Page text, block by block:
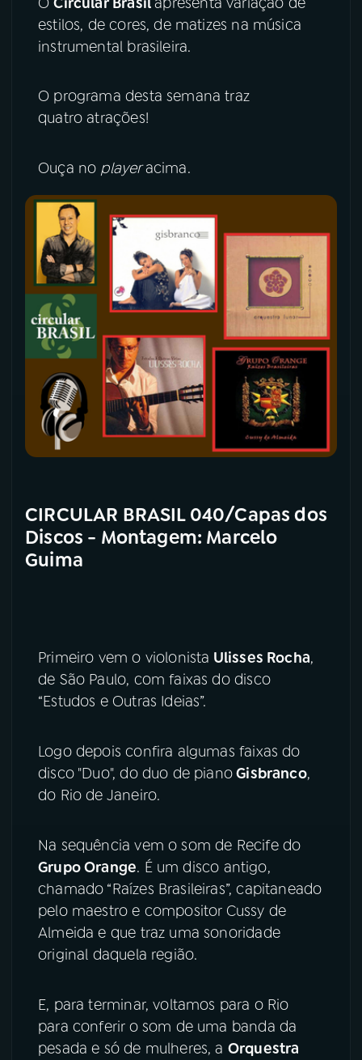
ACOMPANHE A RÁDIO MEC
Instagram
TikTok
estilos, de cores, de matizes na música
instrumental brasileira.
O programa desta semana traz
quatro atrações!
Ouça no playeracima.
CIRCULAR BRASIL 040/Capas dos
Discos - Montagem: Marcelo
Guima
Primeiro vem o violonista Ulisses Rocha,
de São Paulo, com faixas do disco
“Estudos e Outras Ideias”.
Logo depois confira algumas faixas do
disco "Duo", do duo de pianoGisbranco,
do Rio de Janeiro.
Na sequência vem o som de Recife do
Grupo Orange. É um disco antigo,
chamado “Raízes Brasileiras”, capitaneado
pelo maestro e compositor Cussy de
Almeida e que traz uma sonoridade
original daquela região.
E, para terminar, voltamos para o Rio
para conferir o som de uma banda da
pesada e só de mulheres, a Orquestra